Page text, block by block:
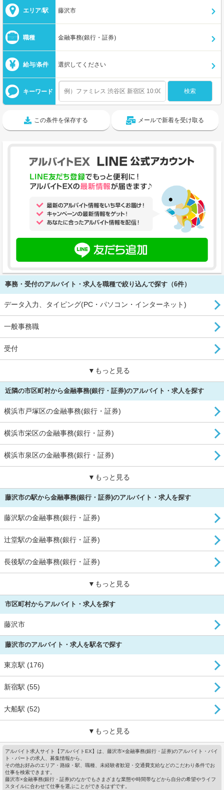
エリア/駅 藤沢市
職種 金融事務(銀行・証券)
給与/条件 選択してください
キーワード
この条件を保存する メールで新着を受け取る
事務・受付のアルバイト・求人を職種で絞り込んで探す（6件）
データ入力、タイピング(PC・パソコン・インターネット)
一般事務職
受付
▼もっと見る
近隣の市区町村から金融事務(銀行・証券)のアルバイト・求人を探す
横浜市戸塚区の金融事務(銀行・証券)
横浜市栄区の金融事務(銀行・証券)
横浜市泉区の金融事務(銀行・証券)
▼もっと見る
藤沢市の駅から金融事務(銀行・証券)のアルバイト・求人を探す
藤沢駅の金融事務(銀行・証券)
辻堂駅の金融事務(銀行・証券)
長後駅の金融事務(銀行・証券)
▼もっと見る
市区町村からアルバイト・求人を探す
藤沢市
藤沢市のアルバイト・求人を駅名で探す
東京駅 (176)
新宿駅 (55)
大船駅 (52)
▼もっと見る
アルバイト求人サイト【アルバイトEX】は、藤沢市×金融事務(銀行・証券)のアルバイト・バイ
ト・パートの求人、募集情報から、
その他お好みのエリア・路線・駅、職種、未経験者歓迎・交通費支給などのこだわり条件でお
仕事を検索できます。
藤沢市×金融事務(銀行・証券)のなかでもさまざまな業態や時間帯などから自分の希望やライフ
スタイルに合わせて仕事を選ぶことができるはずです。